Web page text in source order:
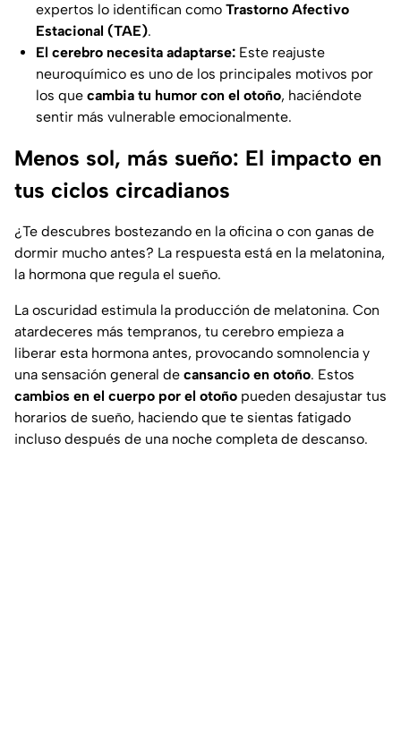
expertos lo identifican como Trastorno Afectivo
Estacional (TAE).
El cerebro necesita adaptarse: Este reajuste
neuroquímico es uno de los principales motivos por
los que cambia tu humor con el otoño, haciéndote
sentir más vulnerable emocionalmente.
Menos sol, más sueño: El impacto en
tus ciclos circadianos
¿Te descubres bostezando en la oficina o con ganas de
dormir mucho antes? La respuesta está en la melatonina,
la hormona que regula el sueño.
La oscuridad estimula la producción de melatonina. Con
atardeceres más tempranos, tu cerebro empieza a
liberar esta hormona antes, provocando somnolencia y
una sensación general de cansancio en otoño. Estos
cambios en el cuerpo por el otoño pueden desajustar tus
horarios de sueño, haciendo que te sientas fatigado
incluso después de una noche completa de descanso.